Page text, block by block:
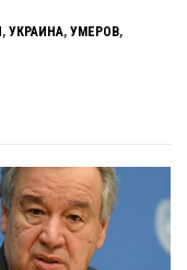
, УКРАИНА, УМЕРОВ,